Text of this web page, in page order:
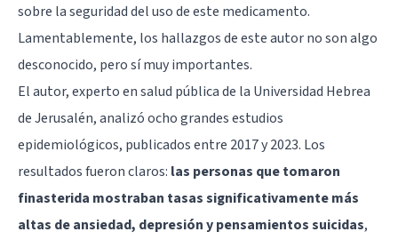
sobre la seguridad del uso de este medicamento.
Lamentablemente, los hallazgos de este autor no son algo
desconocido, pero sí muy importantes.
El autor, experto en salud pública de la Universidad Hebrea
de Jerusalén, analizó ocho grandes estudios
epidemiológicos, publicados entre 2017 y 2023. Los
resultados fueron claros: las personas que tomaron
finasterida mostraban tasas significativamente más
altas de ansiedad, depresión y pensamientos suicidas,